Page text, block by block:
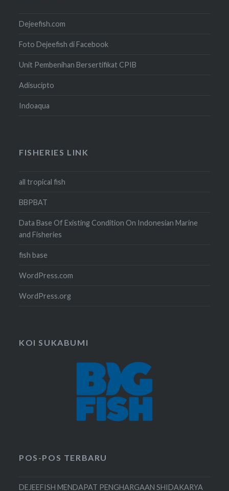
Dejeefish.com
Foto Dejeefish di Facebook
Unit Pembenihan Bersertifikat CPIB
Adisucipto
Indoaqua
FISHERIES LINK
all tropical fish
BBPBAT
Data Base Of Existing Condition On Indonesian Marine
and Fisheries
fish base
WordPress.com
WordPress.org
KOI SUKABUMI
POS-POS TERBARU
DEJEEFISH MENDAPAT PENGHARGAAN SHIDAKARYA